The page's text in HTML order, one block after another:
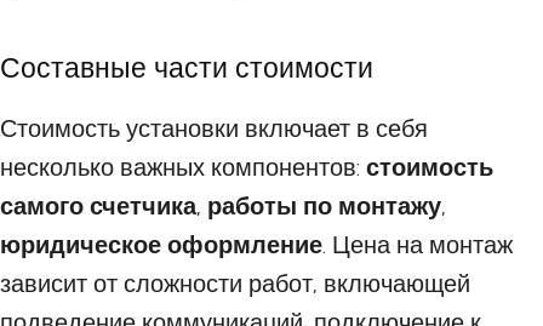
Составные части стоимости
Стоимость установки включает в себя
несколько важных компонентов: стоимость
самого счетчика, работы по монтажу,
юридическое оформление. Цена на монтаж
зависит от сложности работ, включающей